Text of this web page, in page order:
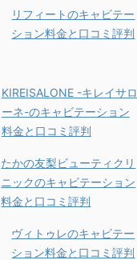
リフィートのキャビテー
ション料金と口コミ評判
KIREISALONE -キレイサロ
ーネ-のキャビテーション
料金と口コミ評判
たかの友梨ビューティクリ
ニックのキャビテーション
料金と口コミ評判
ヴィトゥレのキャビテー
ション料金と口コミ評判